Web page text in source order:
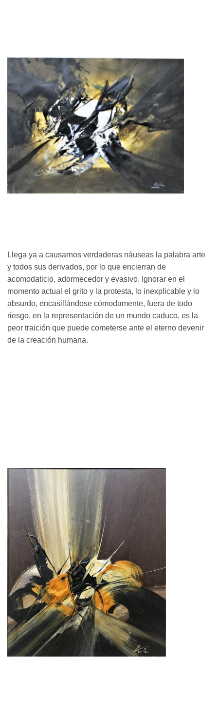
Llega ya a causarnos verdaderas náuseas la palabra arte
y todos sus derivados, por lo que encierran de
acomodaticio, adormecedor y evasivo. Ignorar en el
momento actual el grito y la protesta, lo inexplicable y lo
absurdo, encasillándose cómodamente, fuera de todo
riesgo, en la representación de un mundo caduco, es la
peor traición que puede cometerse ante el eterno devenir
de la creación humana.